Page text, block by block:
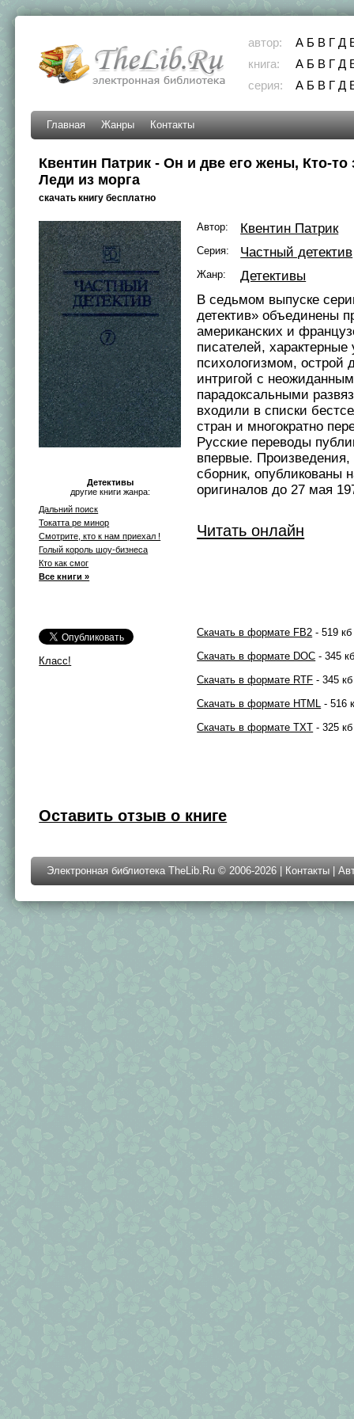
автор: А Б В Г Д
книга:
А Б В Г Д
серия:
А Б В Г Д
Главная Жанры Контакты
Квентин Патрик - Он и две его жены, Кто-то
Леди из морга
скачать книгу бесплатно
Детективы
другие книги жанра:
Дальний поиск
Токатта ре минор
Смотрите, кто к нам приехал !
Голый король шоу-бизнеса
Кто как смог
Все книги »
Класс!
Автор: Квентин Патрик
Серия: Частный детектив
Жанр:
Детективы
В седьмом выпуске
детектив» объединены
американских и
писателей,
психологизмом, острой
интригой с
парадоксальными
входили в списки
стран и многократно
Русские переводы
впервые.
сборник, опубликованы
оригиналов до 27 мая
Читать онлайн
Скачать в формате FB2 - 519 кб
Скачать в формате DOC - 345
Скачать в формате RTF - 345 кб
Скачать в формате HTML - 516
Скачать в формате TXT - 325 кб
Оставить отзыв о книге
Электронная библиотека TheLib.Ru © 2006-2026 | Контакты |